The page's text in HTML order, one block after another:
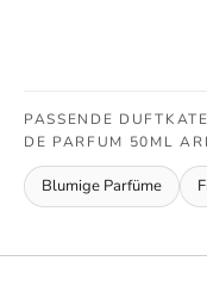
PASSENDE
DE PARFUM 50ML
Blumige Parfüme